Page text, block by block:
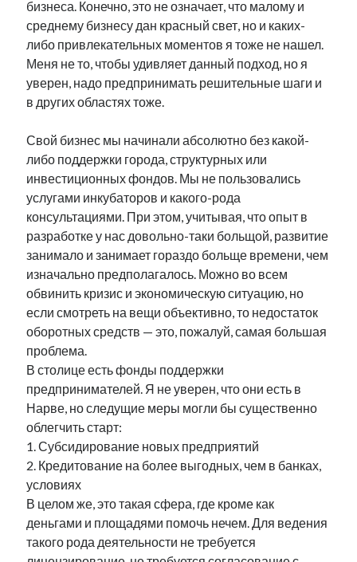
бизнеса. Конечно, это не означает, что малому и
среднему бизнесу дан красный свет, но и каких-
либо привлекательных моментов я тоже не нашел.
Меня не то, чтобы удивляет данный подход, но я
уверен, надо предпринимать решительные шаги и
в других областях тоже.
Свой бизнес мы начинали абсолютно без какой-
либо поддержки города, структурных или
инвестиционных фондов. Мы не пользовались
услугами инкубаторов и какого-рода
консультациями. При этом, учитывая, что опыт в
разработке у нас довольно-таки больщой, развитие
занимало и занимает гораздо больще времени, чем
изначально предполагалось. Можно во всем
обвинить кризис и экономическую ситуацию, но
если смотреть на вещи объективно, то недостаток
оборотных средств — это, пожалуй, самая большая
проблема.
В столице есть фонды поддержки
предпринимателей. Я не уверен, что они есть в
Нарве, но следущие меры могли бы существенно
облегчить старт:
1. Субсидирование новых предприятий
2. Кредитование на более выгодных, чем в банках,
условиях
В целом же, это такая сфера, где кроме как
деньгами и площадями помочь нечем. Для ведения
такого рода деятельности не требуется